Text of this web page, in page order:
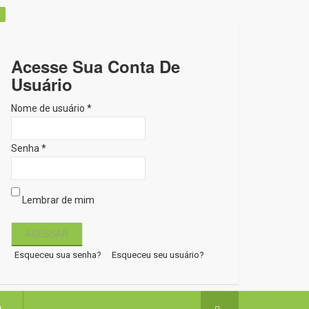
Acesse Sua Conta De
Usuário
Nome de usuário *
Senha *
Lembrar de mim
Esqueceu sua senha? Esqueceu seu usuário?